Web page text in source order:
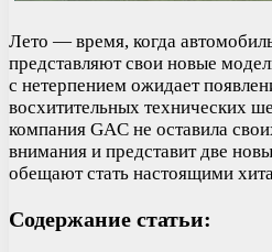
Лето — время, когда
представляют свои новые
с нетерпением ожидает
восхитительных технических
компания GAC не оставила
внимания и представит две
обещают стать настоящими
Содержание статьи: